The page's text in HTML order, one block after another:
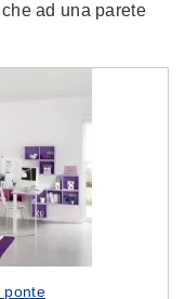
ad una parete
ponte